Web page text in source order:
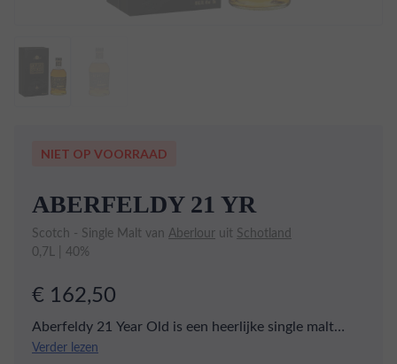
NIET OP VOORRAAD
ABERFELDY 21 YR
Scotch - Single Malt van Aberlour uit Schotland
0,7L | 40%
€ 162,50
Aberfeldy 21 Year Old is een heerlijke single malt
whisky die 21 jaar heeft gerijpt in eikenhouten vaten,
Verder lezen